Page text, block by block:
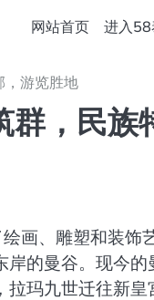
网站首页 进入
，游览胜地
群，民族
画、雕塑和装饰
的曼谷。现今
玛九世迁往新